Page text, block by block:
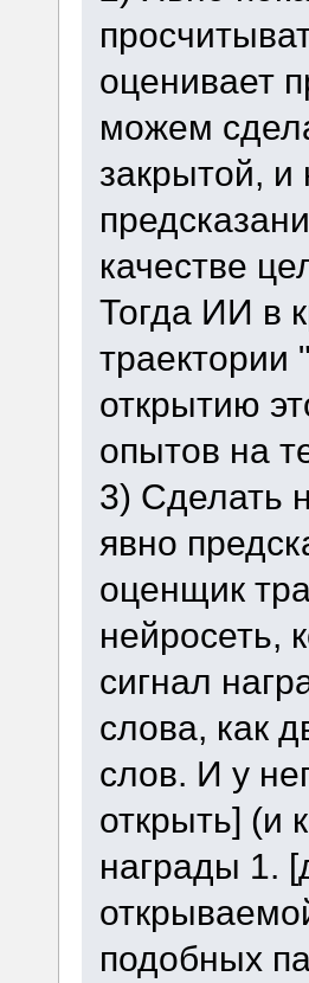
оценивает
можем
закрытой, и
качестве
Тогда ИИ в
траектории
открытию
опытов на
3) Сделать
явно
оценщик
нейросеть,
сигнал
слова, как
слов. И у
открыть] (и
награды 1.
подобных